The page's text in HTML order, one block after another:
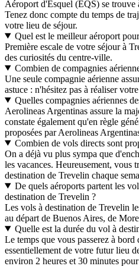
Aéroport d'Esquel (EQS) se
Tenez donc compte du temps de
votre lieu de séjour.
Quel est le meilleur aéroport
Première escale de votre séjour à
des curiosités du centre-ville.
Combien de compagnies
Une seule compagnie aérienne
astuce : n'hésitez pas à réaliser
Quelles compagnies aériennes
Aerolineas Argentinas assure la
constate également qu'en règle
proposées par Aerolineas
Combien de vols directs sont
On a déjà vu plus sympa que
les vacances. Heureusement, vous
destination de Trevelin chaque
De quels aéroports partent les
destination de Trevelin ?
Les vols à destination de Trevelin
au départ de Buenos Aires, de
Quelle est la durée du vol à
Le temps que vous passerez à bord
essentiellement de votre futur lieu
environ 2 heures et 30 minutes